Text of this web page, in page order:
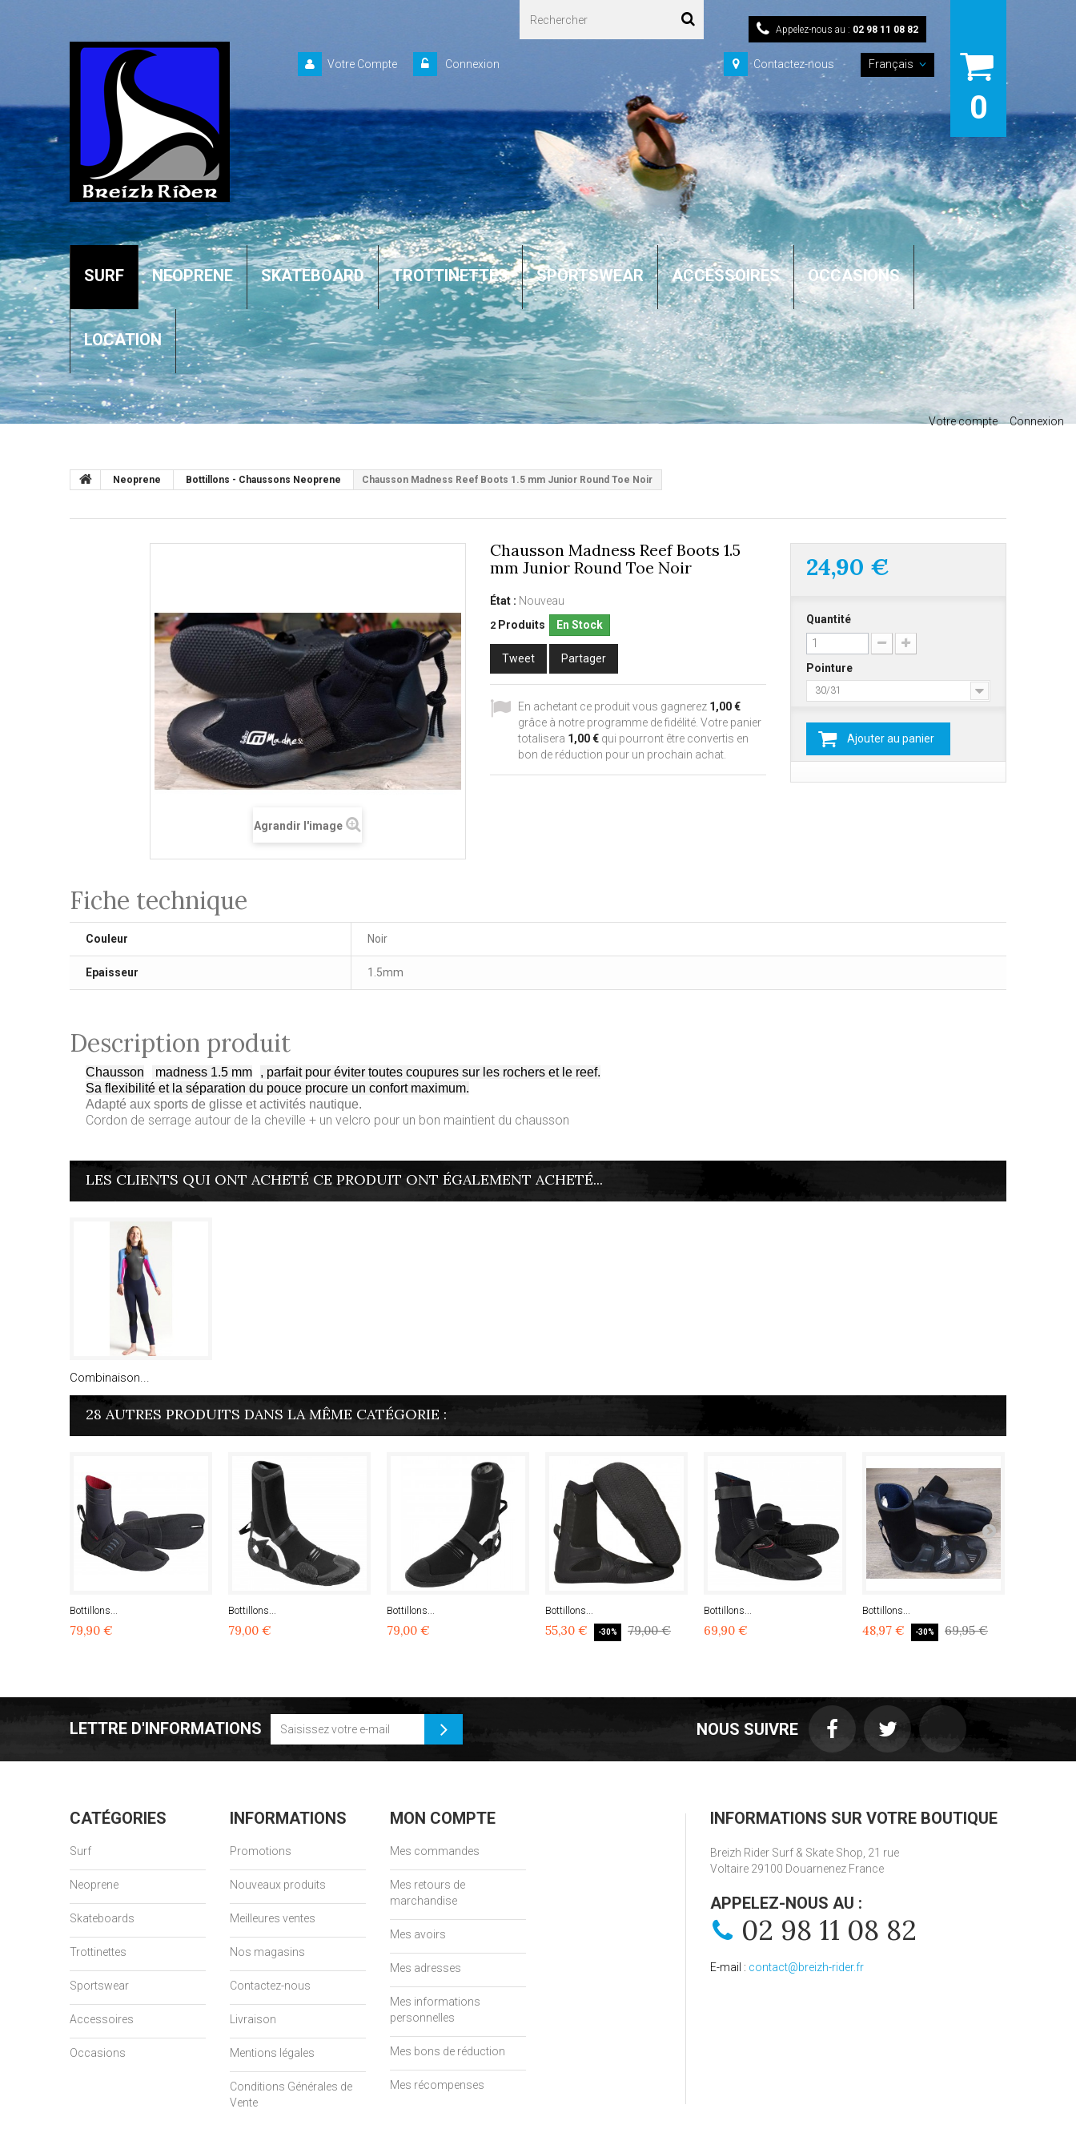
0
Français
Contactez-nous
Appelez-nous au : 02 98 11 08 82
Connexion
Votre Compte
SURF NEOPRENE SKATEBOARD TROTTINETTES SPORTSWEAR ACCESSOIRES OCCASIONS
LOCATION
Votre compte Connexion
Neoprene Bottillons - Chaussons Neoprene Chausson Madness Reef Boots 1.5 mm Junior Round Toe Noir
Agrandir l'image
Chausson Madness Reef Boots 1.5
mm Junior Round Toe Noir
État : Nouveau
2 Produits En Stock
Tweet Partager
En achetant ce produit vous gagnerez 1,00 €
grâce à notre programme de fidélité. Votre panier
totalisera 1,00 €qui pourront être convertis en
bon de réduction pour un prochain achat.
24,90 €
Quantité
Pointure
30/31
Ajouter au panier
Fiche technique
Couleur Noir
Epaisseur 1.5mm
Description produit
Chausson madness 1.5 mm
, parfait pour éviter toutes coupures sur les rochers et le reef.
Sa flexibilité et la séparation du pouce procure un confort maximum.
Adapté aux sports de glisse et activités nautique.
Cordon de serrage autour de la cheville + un velcro pour un bon maintient du chausson
LES CLIENTS QUI ONT ACHETÉ CE PRODUIT ONT ÉGALEMENT ACHETÉ...
Combinaison...
28 AUTRES PRODUITS DANS LA MÊME CATÉGORIE :
Bottillons...
79,90 €
Bottillons...
79,00 €
Bottillons...
79,00 €
Bottillons...
55,30 € -30% 79,00 €
Bottillons...
69,90 €
Bottillons...
48,97 € -30% 69,95 €
LETTRE D'INFORMATIONS NOUS SUIVRE
CATÉGORIES
Surf
Neoprene
Skateboards
Trottinettes
Sportswear
Accessoires
Occasions
INFORMATIONS
Promotions
Nouveaux produits
Meilleures ventes
Nos magasins
Contactez-nous
Livraison
Mentions légales
Conditions Générales de
Vente
MON COMPTE
Mes commandes
Mes retours de
marchandise
Mes avoirs
Mes adresses
Mes informations
personnelles
Mes bons de réduction
Mes récompenses
INFORMATIONS SUR VOTRE BOUTIQUE
Breizh Rider Surf & Skate Shop, 21 rue
Voltaire 29100 Douarnenez France
APPELEZ-NOUS AU :
02 98 11 08 82
E-mail : contact@breizh-rider.fr